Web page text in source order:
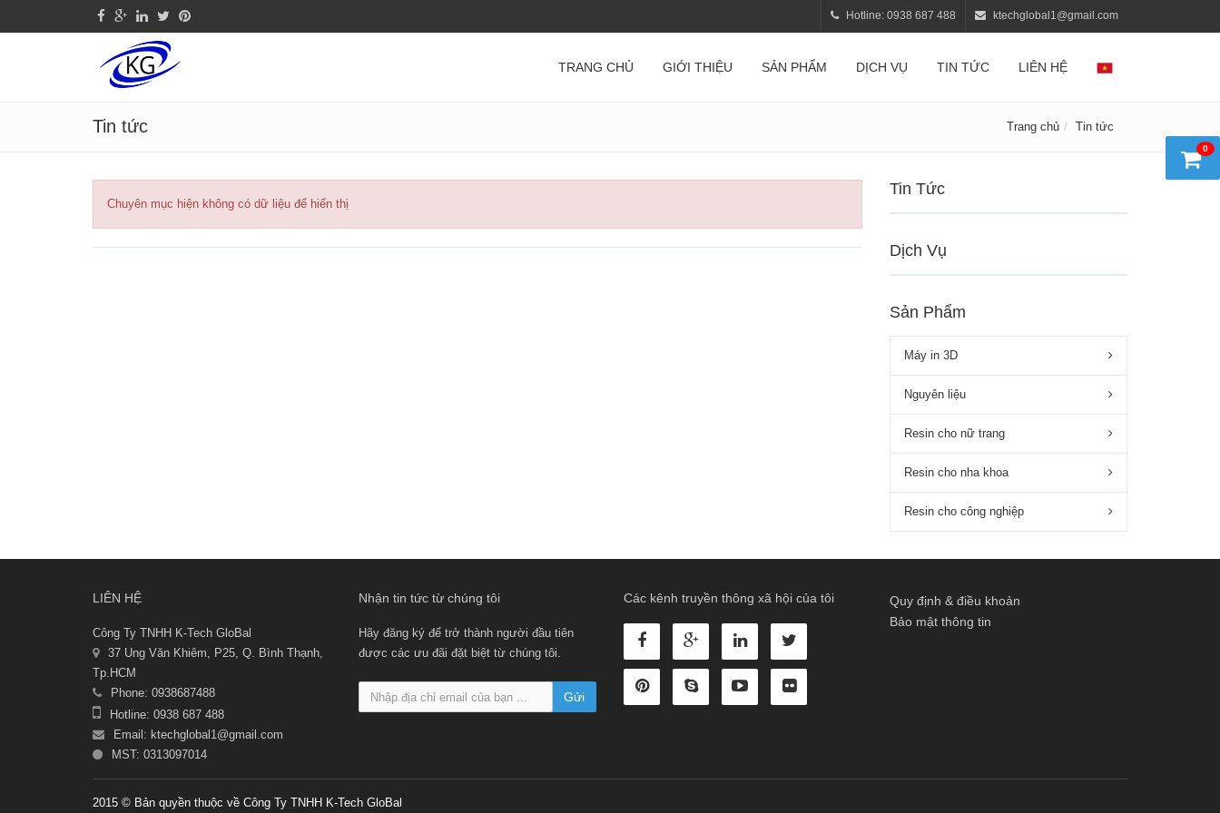
Hotline: 0938 687 488 ktechglobal1@gmail.com
TRANG CHỦ GIỚI THIỆU SẢN PHẨM DỊCH VỤ TIN TỨC LIÊN HỆ
Tin tức Trang chủ Tin tức
Chuyên mục hiện không có dữ liệu để hiển thị
Tin Tức
Dịch Vụ
Sản Phẩm
Máy in 3D
Nguyên liệu
Resin cho nữ trang
Resin cho nha khoa
Resin cho công nghiệp
0
LIÊN HỆ
Công Ty TNHH K-Tech GloBal
37 Ung Văn Khiêm, P25, Q. Bình Thạnh,
Tp.HCM
Phone: 0938687488
Hotline: 0938 687 488
Email: ktechglobal1@gmail.com
MST: 0313097014
Nhận tin tức từ chúng tôi
Hãy đăng ký để trở thành người đầu tiên
được các ưu đãi đặt biệt từ chúng tôi.
Gửi
Các kênh truyền thông xã hội của tôi
Quy định & điều khoản
Bảo mật thông tin
2015 © Bản quyền thuộc về Công Ty TNHH K-Tech GloBal